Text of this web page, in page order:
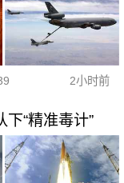
2小时前
“精准毒计”